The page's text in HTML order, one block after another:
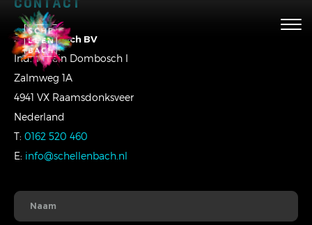
CONTACT
Schellenbach BV
Ind. Terrein Dombosch I
Zalmweg 1A
4941 VX Raamsdonksveer
Nederland
T: 0162 520 460
E: info@schellenbach.nl